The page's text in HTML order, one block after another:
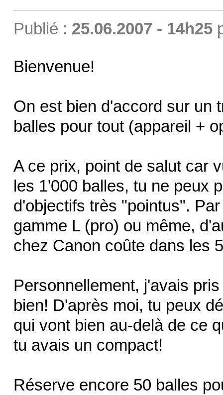
Publié : 25.06.2007 - 14h25
Bienvenue!
On est bien d'accord sur un
balles pour tout (appareil +
A ce prix, point de salut car
les 1'000 balles, tu ne peux
d'objectifs très "pointus".
gamme L (pro) ou même,
chez Canon coûte dans les
Personnellement, j'avais
bien! D'après moi, tu peux
qui vont bien au-delà de ce
tu avais un compact!
Réserve encore 50 balles